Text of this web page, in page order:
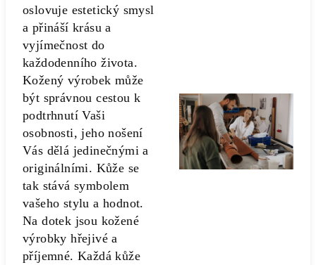
oslovuje estetický smysl
a přináší krásu a
vyjímečnost do
každodenního života.
Kožený výrobek může
být správnou cestou k
podtrhnutí Vaši
osobnosti, jeho nošení
Vás dělá jedinečnými a
originálními. Kůže se
tak stává symbolem
vašeho stylu a hodnot.
Na dotek jsou kožené
výrobky hřejivé a
příjemné. Každá kůže